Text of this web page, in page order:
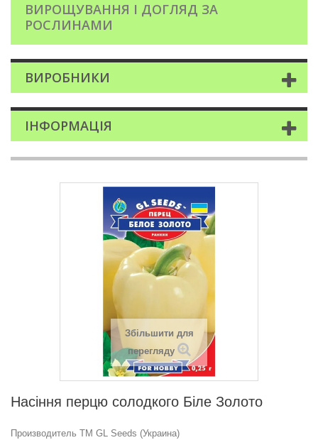
ВИРОЩУВАННЯ І ДОГЛЯД ЗА
РОСЛИНАМИ
ВИРОБНИКИ
ІНФОРМАЦІЯ
Збільшити для
перегляду
Насіння перцю солодкого Бiле Золото
Производитель ТМ GL Seeds (Украина)